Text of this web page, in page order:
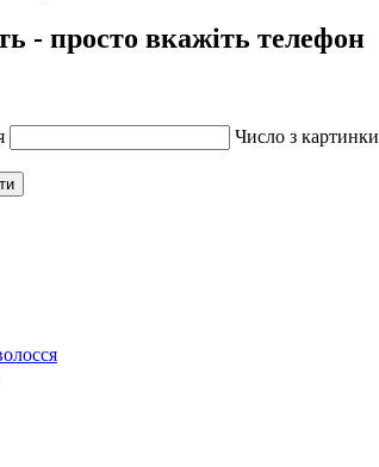
- просто вкажіть телефон
Число з картинки